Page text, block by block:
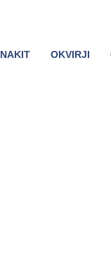
NAKIT OKVIRJI